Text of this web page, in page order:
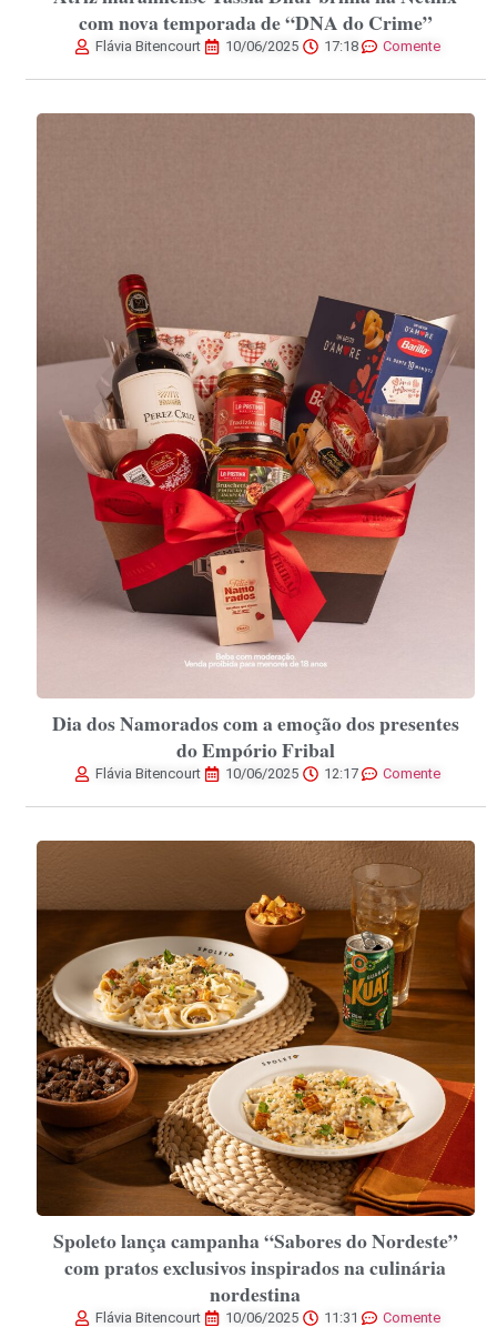
com nova temporada de “DNA do Crime”
Flávia Bitencourt 10/06/2025 17:18 Comente
Dia dos Namorados com a emoção dos presentes
do Empório Fribal
Flávia Bitencourt 10/06/2025 12:17 Comente
Spoleto lança campanha “Sabores do Nordeste”
com pratos exclusivos inspirados na culinária
nordestina
Flávia Bitencourt 10/06/2025 11:31 Comente